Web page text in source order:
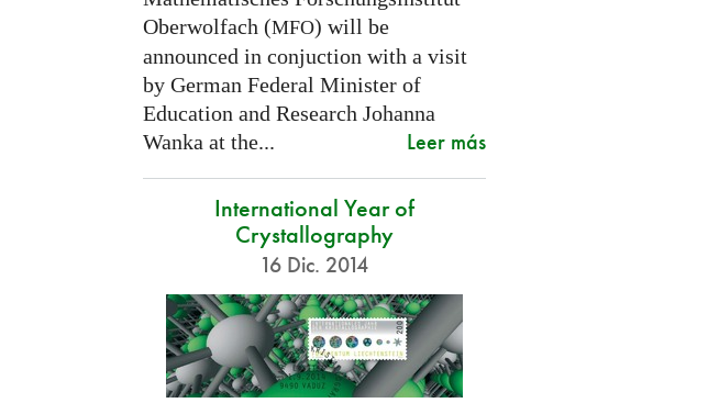
Oberwolfach (MFO) will be
announced in conjuction with a visit
by German Federal Minister of
Education and Research Johanna
Wanka at the...
Leer más
International Year of
Crystallography
16 Dic. 2014